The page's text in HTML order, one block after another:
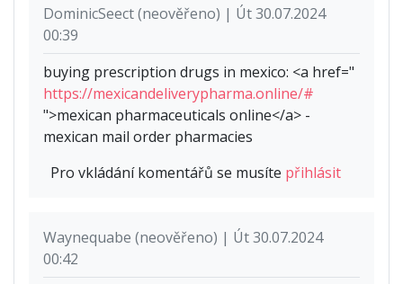
DominicSeect (neověřeno) | Út 30.07.2024
00:39
buying prescription drugs in mexico: <a href="
https://mexicandeliverypharma.online/#
">mexican pharmaceuticals online</a> -
mexican mail order pharmacies
Pro vkládání komentářů se musíte přihlásit
Waynequabe (neověřeno) | Út 30.07.2024
00:42